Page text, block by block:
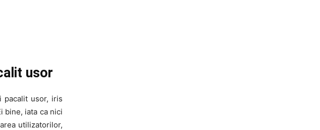
usor
pacalit usor, iris
bine, iata ca nici
utilizatorilor,